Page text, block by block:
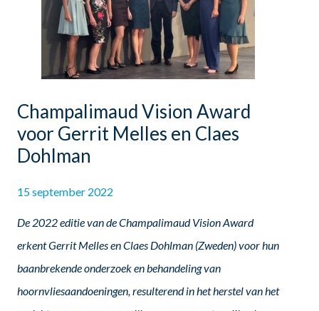
Champalimaud Vision Award
voor Gerrit Melles en Claes
Dohlman
15 september 2022
De 2022 editie van de Champalimaud Vision Award
erkent Gerrit Melles en Claes Dohlman (Zweden) voor hun
baanbrekende onderzoek en behandeling van
hoornvliesaandoeningen, resulterend in het herstel van het